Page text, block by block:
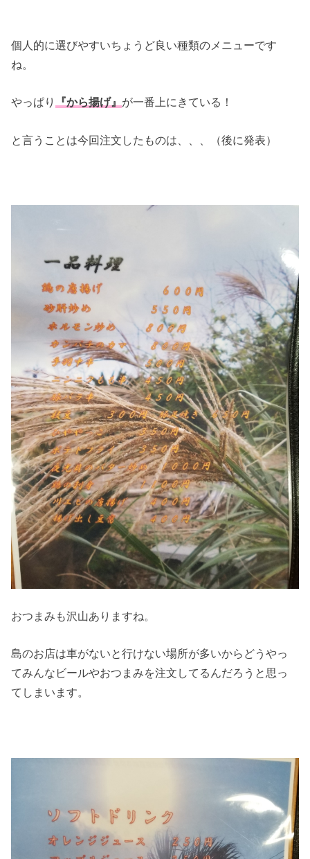
個人的に選びやすいちょうど良い種類のメニューです
ね。
やっぱり 『から揚げ』 が一番上にきている！
と言うことは今回注文したものは、、、（後に発表）
おつまみも沢山ありますね。
島のお店は車がないと行けない場所が多いからどうやっ
てみんなビールやおつまみを注文してるんだろうと思っ
てしまいます。